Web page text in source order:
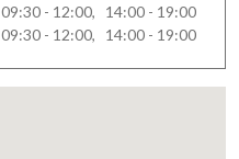
09:30 - 12:00, 14:00 - 19:00
09:30 - 12:00, 14:00 - 19:00